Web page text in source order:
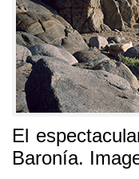
El
Baronía.